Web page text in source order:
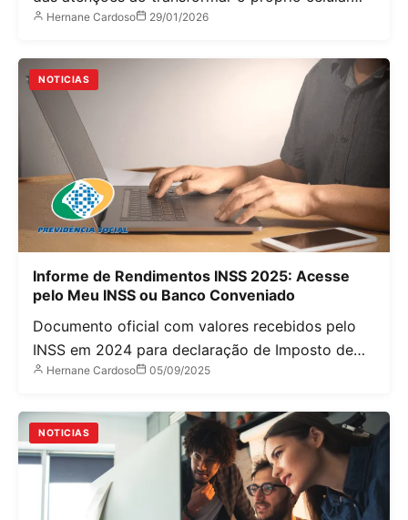
Hernane Cardoso 29/01/2026
NOTICIAS
Informe de Rendimentos INSS 2025: Acesse
pelo Meu INSS ou Banco Conveniado
Documento oficial com valores recebidos pelo
INSS em 2024 para declaração de Imposto de…
Hernane Cardoso 05/09/2025
NOTICIAS